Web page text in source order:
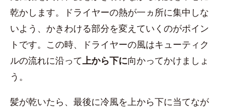
乾かします。ドライヤーの熱が一ヵ所に集中しな
いよう、かきわける部分を変えていくのがポイン
トです。この時、ドライヤーの風はキューティク
ルの流れに沿って上から下に向かってかけましょ
う。
髪が乾いたら、最後に冷風を上から下に当てなが